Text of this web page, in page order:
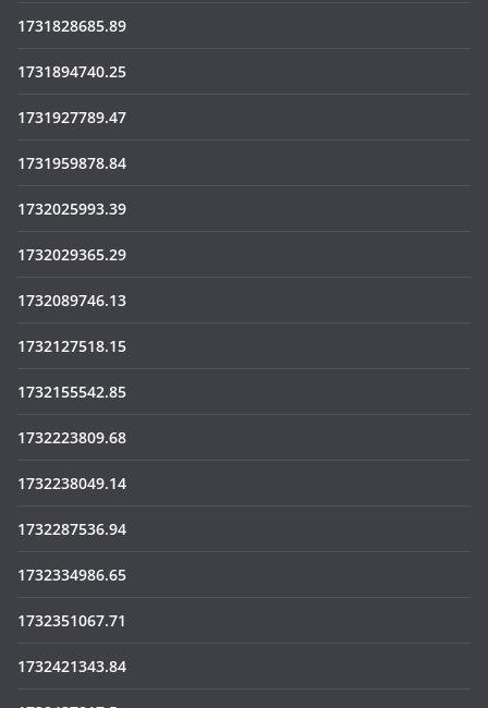
1731828685.89
1731894740.25
1731927789.47
1731959878.84
1732025993.39
1732029365.29
1732089746.13
1732127518.15
1732155542.85
1732223809.68
1732238049.14
1732287536.94
1732334986.65
1732351067.71
1732421343.84